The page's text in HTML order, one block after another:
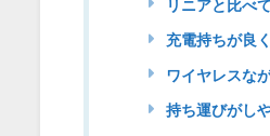
リニアと比べ
充電持ちが良
ワイヤレスな
持ち運びがし